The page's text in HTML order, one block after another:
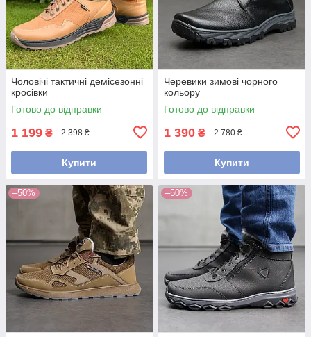
Чоловічі тактичні демісезонні
кросівки
Готово до відправки
1 199 ₴ 2 398 ₴
Купити
Черевики зимові чорного
кольору
Готово до відправки
1 390 ₴ 2 780 ₴
Купити
–50% –50%